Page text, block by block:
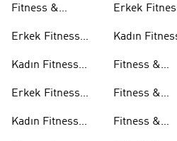
Fitness &
Ayakkabıları
Erkek Fitness
Kadın Fitness
Erkek Fitness
Kadın Fitness
Sütyenleri
Erkek
Kadın
Fitness &
Şortları
Fitness &
Eşofman
Fitness &